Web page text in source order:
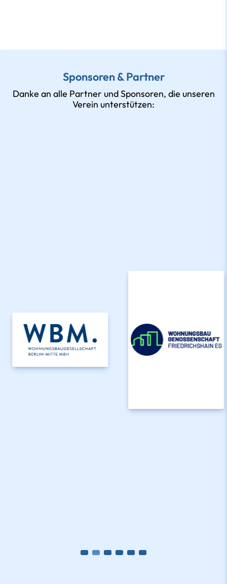
Sponsoren & Partner
Danke an alle Partner und Sponsoren, die unseren
Verein unterstützen: